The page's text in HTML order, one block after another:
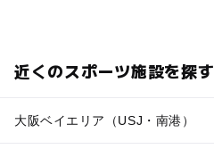
近くのスポーツ施設を探す
大阪ベイエリア（USJ・南港）